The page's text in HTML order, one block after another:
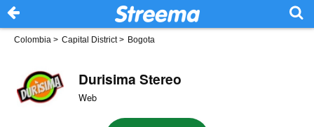
Colombia > Capital District> Bogota
Durisima Stereo
Web